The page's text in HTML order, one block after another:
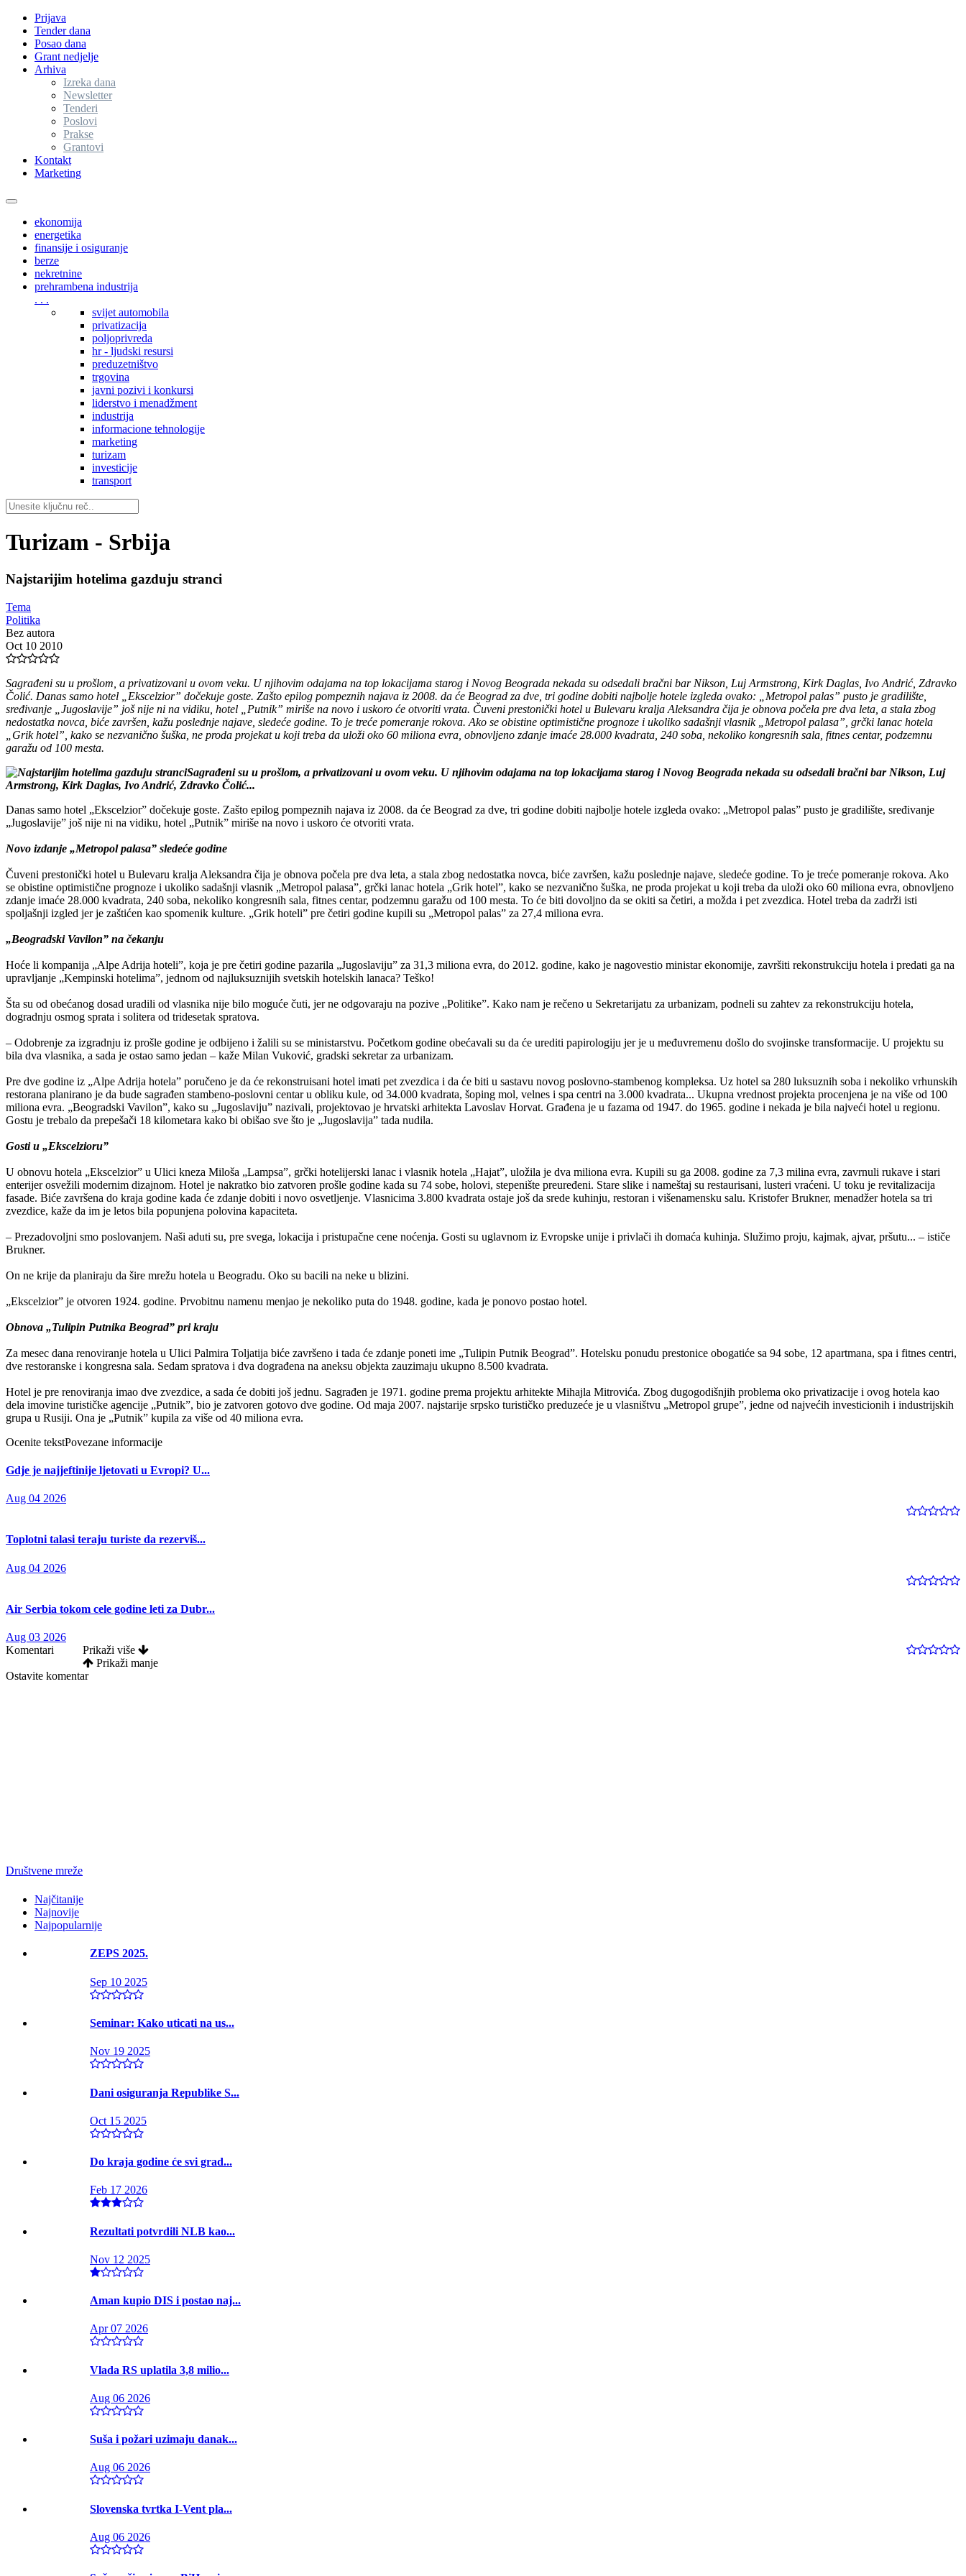
Prijava
Tender dana
Posao dana
Grant nedjelje
Arhiva
Izreka dana
Newsletter
Tenderi
Poslovi
Prakse
Grantovi
Kontakt
Marketing
Toggle
navigationekonomija
energetika
finansije i osiguranje
berze
nekretnine
prehrambena industrija
. . .
svijet automobila
privatizacija
poljoprivreda
hr - ljudski resursi
preduzetništvo
trgovina
javni pozivi i konkursi
liderstvo i menadžment
industrija
informacione tehnologije
marketing
turizam
investicije
transport
Turizam - Srbija
Najstarijim hotelima gazduju stranci
Tema
Politika
Bez autora
Oct 10 2010
Sagrađeni su u prošlom, a privatizovani u ovom veku. U njihovim odajama na top lokacijama starog i Novog Beograda nekada su odsedali bračni bar Nikson, Luj Armstrong, Kirk Daglas, Ivo Andrić, Zdravko
Čolić. Danas samo hotel „Ekscelzior” dočekuje goste. Zašto epilog pompeznih najava iz 2008. da će Beograd za dve, tri godine dobiti najbolje hotele izgleda ovako: „Metropol palas” pusto je gradilište,
sređivanje „Jugoslavije” još nije ni na vidiku, hotel „Putnik” miriše na novo i uskoro će otvoriti vrata. Čuveni prestonički hotel u Bulevaru kralja Aleksandra čija je obnova počela pre dva leta, a stala zbog
nedostatka novca, biće završen, kažu poslednje najave, sledeće godine. To je treće pomeranje rokova. Ako se obistine optimistične prognoze i ukoliko sadašnji vlasnik „Metropol palasa”, grčki lanac hotela
„Grik hotel”, kako se nezvanično šuška, ne proda projekat u koji treba da uloži oko 60 miliona evra, obnovljeno zdanje imaće 28.000 kvadrata, 240 soba, nekoliko kongresnih sala, fitnes centar, podzemnu
garažu od 100 mesta.
Sagrađeni su u prošlom, a privatizovani u ovom veku. U njihovim odajama na top lokacijama starog i Novog Beograda nekada su odsedali bračni bar Nikson, Luj
Armstrong, Kirk Daglas, Ivo Andrić, Zdravko Čolić...
Danas samo hotel „Ekscelzior” dočekuje goste. Zašto epilog pompeznih najava iz 2008. da će Beograd za dve, tri godine dobiti najbolje hotele izgleda ovako: „Metropol palas” pusto je gradilište, sređivanje
„Jugoslavije” još nije ni na vidiku, hotel „Putnik” miriše na novo i uskoro će otvoriti vrata.
Novo izdanje „Metropol palasa” sledeće godine
Čuveni prestonički hotel u Bulevaru kralja Aleksandra čija je obnova počela pre dva leta, a stala zbog nedostatka novca, biće završen, kažu poslednje najave, sledeće godine. To je treće pomeranje rokova. Ako
se obistine optimistične prognoze i ukoliko sadašnji vlasnik „Metropol palasa”, grčki lanac hotela „Grik hotel”, kako se nezvanično šuška, ne proda projekat u koji treba da uloži oko 60 miliona evra, obnovljeno
zdanje imaće 28.000 kvadrata, 240 soba, nekoliko kongresnih sala, fitnes centar, podzemnu garažu od 100 mesta. To će biti dovoljno da se okiti sa četiri, a možda i pet zvezdica. Hotel treba da zadrži isti
spoljašnji izgled jer je zaštićen kao spomenik kulture. „Grik hoteli” pre četiri godine kupili su „Metropol palas” za 27,4 miliona evra.
„Beogradski Vavilon” na čekanju
Hoće li kompanija „Alpe Adrija hoteli”, koja je pre četiri godine pazarila „Jugoslaviju” za 31,3 miliona evra, do 2012. godine, kako je nagovestio ministar ekonomije, završiti rekonstrukciju hotela i predati ga na
upravljanje „Kempinski hotelima”, jednom od najluksuznijih svetskih hotelskih lanaca? Teško!
Šta su od obećanog dosad uradili od vlasnika nije bilo moguće čuti, jer ne odgovaraju na pozive „Politike”. Kako nam je rečeno u Sekretarijatu za urbanizam, podneli su zahtev za rekonstrukciju hotela,
dogradnju osmog sprata i solitera od tridesetak spratova.
– Odobrenje za izgradnju iz prošle godine je odbijeno i žalili su se ministarstvu. Početkom godine obećavali su da će urediti papirologiju jer je u međuvremenu došlo do svojinske transformacije. U projektu su
bila dva vlasnika, a sada je ostao samo jedan – kaže Milan Vuković, gradski sekretar za urbanizam.
Pre dve godine iz „Alpe Adrija hotela” poručeno je da će rekonstruisani hotel imati pet zvezdica i da će biti u sastavu novog poslovno-stambenog kompleksa. Uz hotel sa 280 luksuznih soba i nekoliko vrhunskih
restorana planirano je da bude sagrađen stambeno-poslovni centar u obliku kule, od 34.000 kvadrata, šoping mol, velnes i spa centri na 3.000 kvadrata... Ukupna vrednost projekta procenjena je na više od 100
miliona evra. „Beogradski Vavilon”, kako su „Jugoslaviju” nazivali, projektovao je hrvatski arhitekta Lavoslav Horvat. Građena je u fazama od 1947. do 1965. godine i nekada je bila najveći hotel u regionu.
Gostu je trebalo da prepešači 18 kilometara kako bi obišao sve što je „Jugoslavija” tada nudila.
Gosti u „Ekscelzioru”
U obnovu hotela „Ekscelzior” u Ulici kneza Miloša „Lampsa”, grčki hotelijerski lanac i vlasnik hotela „Hajat”, uložila je dva miliona evra. Kupili su ga 2008. godine za 7,3 milina evra, zavrnuli rukave i stari
enterijer osvežili modernim dizajnom. Hotel je nakratko bio zatvoren prošle godine kada su 74 sobe, holovi, stepenište preuređeni. Stare slike i nameštaj su restaurisani, lusteri vraćeni. U toku je revitalizacija
fasade. Biće završena do kraja godine kada će zdanje dobiti i novo osvetljenje. Vlasnicima 3.800 kvadrata ostaje još da srede kuhinju, restoran i višenamensku salu. Kristofer Brukner, menadžer hotela sa tri
zvezdice, kaže da im je letos bila popunjena polovina kapaciteta.
– Prezadovoljni smo poslovanjem. Naši aduti su, pre svega, lokacija i pristupačne cene noćenja. Gosti su uglavnom iz Evropske unije i privlači ih domaća kuhinja. Služimo proju, kajmak, ajvar, pršutu... – ističe
Brukner.
On ne krije da planiraju da šire mrežu hotela u Beogradu. Oko su bacili na neke u blizini.
„Ekscelzior” je otvoren 1924. godine. Prvobitnu namenu menjao je nekoliko puta do 1948. godine, kada je ponovo postao hotel.
Obnova „Tulipin Putnika Beograd” pri kraju
Za mesec dana renoviranje hotela u Ulici Palmira Toljatija biće završeno i tada će zdanje poneti ime „Tulipin Putnik Beograd”. Hotelsku ponudu prestonice obogatiće sa 94 sobe, 12 apartmana, spa i fitnes centri,
dve restoranske i kongresna sala. Sedam spratova i dva dograđena na aneksu objekta zauzimaju ukupno 8.500 kvadrata.
Hotel je pre renoviranja imao dve zvezdice, a sada će dobiti još jednu. Sagrađen je 1971. godine prema projektu arhitekte Mihajla Mitrovića. Zbog dugogodišnjih problema oko privatizacije i ovog hotela kao
dela imovine turističke agencije „Putnik”, bio je zatvoren gotovo dve godine. Od maja 2007. najstarije srpsko turističko preduzeće je u vlasništvu „Metropol grupe”, jedne od najvećih investicionih i industrijskih
grupa u Rusiji. Ona je „Putnik” kupila za više od 40 miliona evra.
Ocenite tekstPovezane informacije
Gdje je najjeftinije ljetovati u Evropi? U...
Aug 04 2026
Toplotni talasi teraju turiste da rezerviš...
Aug 04 2026
Air Serbia tokom cele godine leti za Dubr...
Aug 03 2026
Komentari
Prikaži više
Prikaži manje
Ostavite komentar
Društvene mreže
Najčitanije
Najnovije
Najpopularnije
ZEPS 2025.
Sep 10 2025
Seminar: Kako uticati na us...
Nov 19 2025
Dani osiguranja Republike S...
Oct 15 2025
Do kraja godine će svi grad...
Feb 17 2026
Rezultati potvrdili NLB kao...
Nov 12 2025
Aman kupio DIS i postao naj...
Apr 07 2026
Vlada RS uplatila 3,8 milio...
Aug 06 2026
Suša i požari uzimaju danak...
Aug 06 2026
Slovenska tvrtka I-Vent pla...
Aug 06 2026